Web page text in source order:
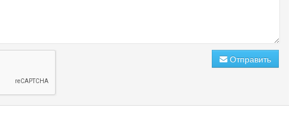
Отправить